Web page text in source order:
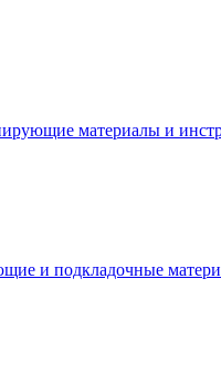
материалы и
и подкладочные